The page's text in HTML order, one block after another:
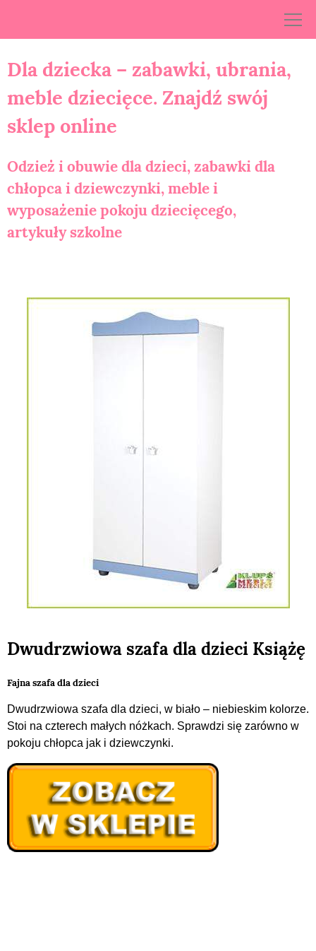
Dla dziecka – zabawki, ubrania,
meble dziecięce. Znajdź swój
sklep online
Odzież i obuwie dla dzieci, zabawki dla
chłopca i dziewczynki, meble i
wyposażenie pokoju dziecięcego,
artykuły szkolne
Dwudrzwiowa szafa dla dzieci Książę
Fajna szafa dla dzieci
Dwudrzwiowa szafa dla dzieci, w biało – niebieskim kolorze.
Stoi na czterech małych nóżkach. Sprawdzi się zarówno w
pokoju chłopca jak i dziewczynki.